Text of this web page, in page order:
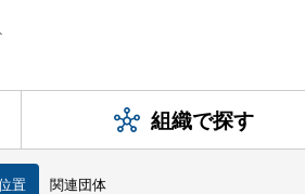
組織で探す
置 関連団体